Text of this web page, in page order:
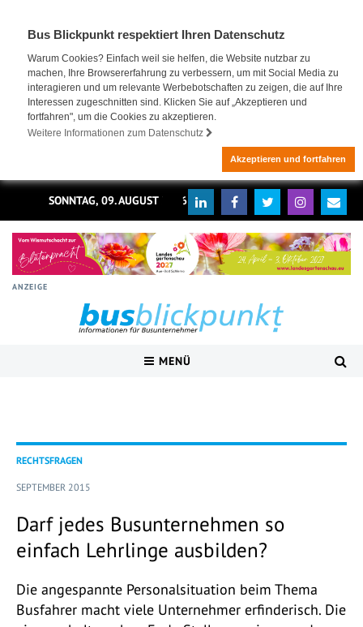
Bus Blickpunkt respektiert Ihren Datenschutz
Warum Cookies? Einfach weil sie helfen, die Website nutzbar zu
machen, Ihre Browsererfahrung zu verbessern, um mit Social Media zu
interagieren und um relevante Werbebotschaften zu zeigen, die auf Ihre
Interessen zugeschnitten sind. Klicken Sie auf „Akzeptieren und
fortfahren", um die Cookies zu akzeptieren.
Weitere Informationen zum Datenschutz
Akzeptieren und fortfahren
SONNTAG, 09. AUGUST 2026
ANZEIGE
MENÜ
RECHTSFRAGEN
SEPTEMBER 2015
Darf jedes Busunternehmen so
einfach Lehrlinge ausbilden?
Die angespannte Personalsituation beim Thema
Busfahrer macht viele Unternehmer erfinderisch. Die